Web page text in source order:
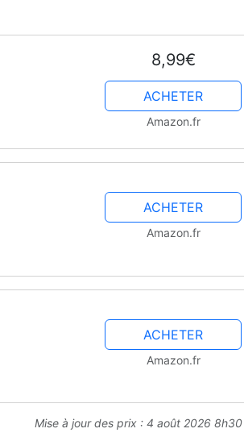
8,99€
ACHETER
Amazon.fr
ACHETER
Amazon.fr
ACHETER
Amazon.fr
Mise à jour des prix : 4 août 2026 8h30